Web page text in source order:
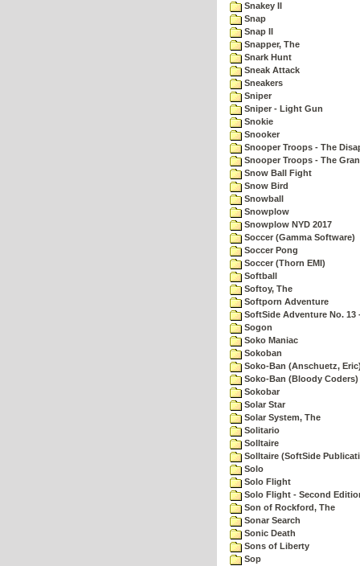
Snakey II
Snap
Snap II
Snapper, The
Snark Hunt
Sneak Attack
Sneakers
Sniper
Sniper - Light Gun
Snokie
Snooker
Snooper Troops - The
Snooper Troops - The
Snow Ball Fight
Snow Bird
Snowball
Snowplow
Snowplow NYD 2017
Soccer (Gamma Software)
Soccer Pong
Soccer (Thorn EMI)
Softball
Softoy, The
Softporn Adventure
SoftSide Adventure No. 13
Sogon
Soko Maniac
Sokoban
Soko-Ban (Anschuetz,
Soko-Ban (Bloody Coders)
Sokobar
Solar Star
Solar System, The
Solitario
Solltaire
Solltaire (SoftSide
Solo
Solo Flight
Solo Flight - Second
Son of Rockford, The
Sonar Search
Sonic Death
Sons of Liberty
Sop